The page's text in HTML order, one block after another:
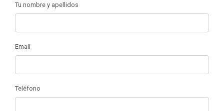
Tu nombre y apellidos
Email
Teléfono